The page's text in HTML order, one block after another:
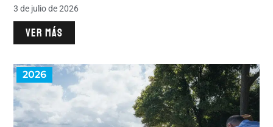
3 de julio de 2026
VER MÁS
2026